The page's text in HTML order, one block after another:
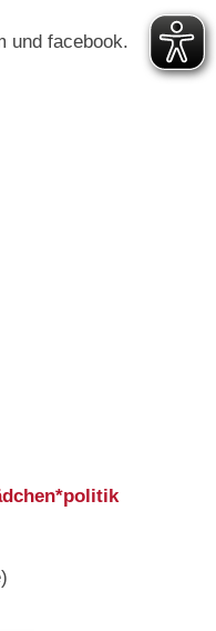
und facebook.